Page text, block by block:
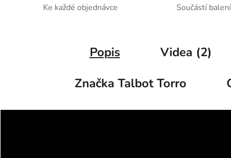
Ke každé objednávce Součástí balení
Popis Videa (2)
Značka Talbot Torro